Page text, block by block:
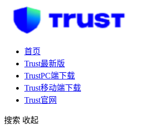
首页
Trust最新版
TrustPC端下载
Trust移动端下载
Trust官网
搜索 收起